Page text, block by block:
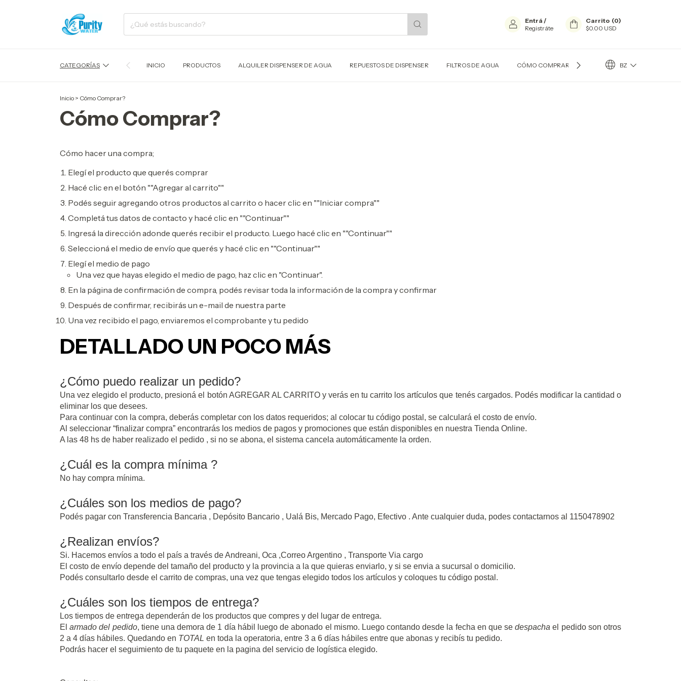
Entrá /
Registráte
Carrito (0)
$0.00 USD
CATEGORÍAS INICIO PRODUCTOS ALQUILER DISPENSER DE AGUA REPUESTOS DE DISPENSER FILTROS DE AGUA CÓMO COMPRAR? CONTACTOBZ
Inicio > Cómo Comprar?
Cómo Comprar?
Cómo hacer una compra;
Elegí el producto que querés comprar
Hacé clic en el botón ""Agregar al carrito""
Podés seguir agregando otros productos al carrito o hacer clic en ""Iniciar compra""
Completá tus datos de contacto y hacé clic en ""Continuar""
Ingresá la dirección adonde querés recibir el producto. Luego hacé clic en ""Continuar""
Seleccioná el medio de envío que querés y hacé clic en ""Continuar""
Elegí el medio de pago
Una vez que hayas elegido el medio de pago, haz clic en "Continuar".
En la página de confirmación de compra, podés revisar toda la información de la compra y confirmar
Después de confirmar, recibirás un e-mail de nuestra parte
Una vez recibido el pago, enviaremos el comprobante y tu pedido
DETALLADO UN POCO MÁS
¿Cómo puedo realizar un pedido?
Una vez elegido el producto, presioná el botón AGREGAR AL CARRITO y verás en tu carrito los artículos que tenés cargados. Podés modificar la cantidad o
eliminar los que desees.
Para continuar con la compra, deberás completar con los datos requeridos; al colocar tu código postal, se calculará el costo de envío.
Al seleccionar “finalizar compra” encontrarás los medios de pagos y promociones que están disponibles en nuestra Tienda Online.
A las 48 hs de haber realizado el pedido , si no se abona, el sistema cancela automáticamente la orden.
¿Cuál es la compra mínima ?
No hay compra mínima.
¿Cuáles son los medios de pago?
Podés pagar con Transferencia Bancaria , Depósito Bancario , Ualá Bis, Mercado Pago, Efectivo . Ante cualquier duda, podes contactarnos al 1150478902
¿Realizan envíos?
Si. Hacemos envíos a todo el país a través de Andreani, Oca ,Correo Argentino , Transporte Via cargo
El costo de envío depende del tamaño del producto y la provincia a la que quieras enviarlo, y si se envia a sucursal o domicilio.
Podés consultarlo desde el carrito de compras, una vez que tengas elegido todos los artículos y coloques tu código postal.
¿Cuáles son los tiempos de entrega?
Los tiempos de entrega dependerán de los productos que compres y del lugar de entrega.
Elarmado del pedido, tiene una demora de 1 día hábil luego de abonado el mismo. Luego contando desde la fecha en que sedespacha el pedido son otros
2 a 4 días hábiles. Quedando en TOTAL en toda la operatoria, entre 3 a 6 días hábiles entre que abonas y recibís tu pedido.
Podrás hacer el seguimiento de tu paquete en la pagina del servicio de logística elegido.